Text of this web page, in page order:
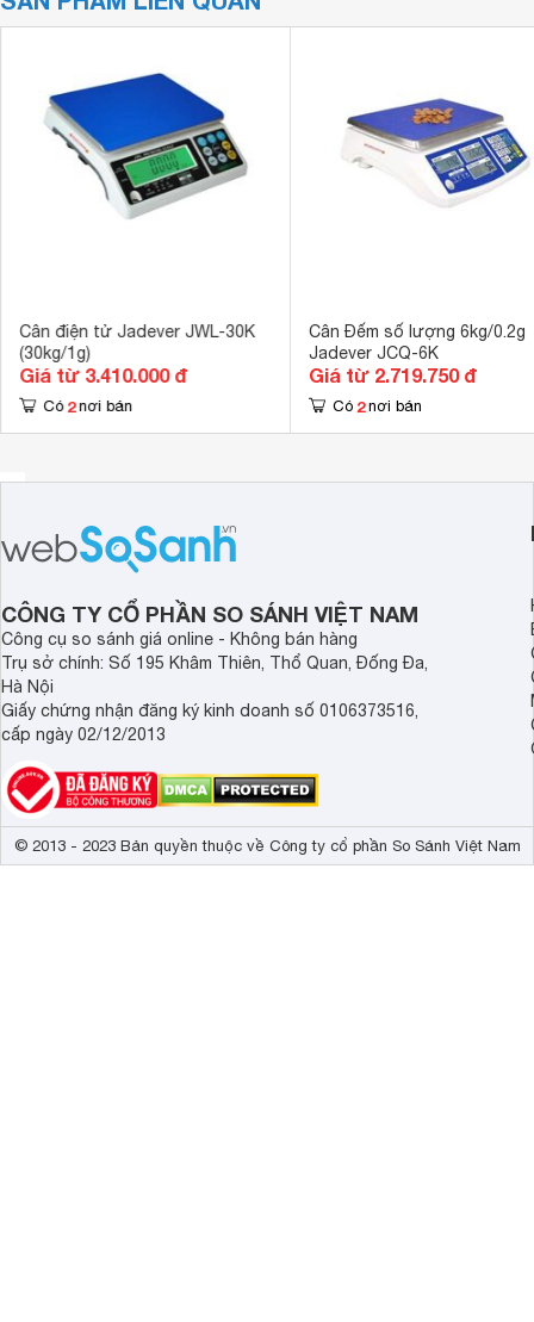
Cân điện tử Jadever JWL-30K
(30kg/1g)
Giá từ 3.410.000 đ
Có 2 nơi bán
Cân Đếm số lượng 6kg/0.2g
Jadever JCQ-6K
Giá từ 2.719.750 đ
Có 2 nơi bán
CÔNG TY CỔ PHẦN SO SÁNH VIỆT NAM
Công cụ so sánh giá online - Không bán hàng
Trụ sở chính: Số 195 Khâm Thiên, Thổ Quan, Đống Đa,
Hà Nội
Giấy chứng nhận đăng ký kinh doanh số 0106373516,
cấp ngày 02/12/2013
© 2013 - 2023 Bản quyền thuộc về Công ty cổ phần So Sánh Việt Nam